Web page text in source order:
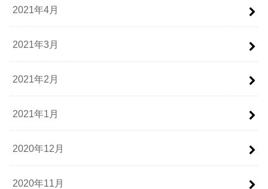
2021年4月
2021年3月
2021年2月
2021年1月
2020年12月
2020年11月